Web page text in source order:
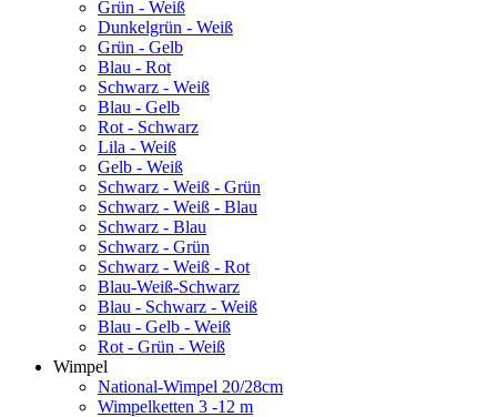
Grün - Weiß
Dunkelgrün - Weiß
Grün - Gelb
Blau - Rot
Schwarz - Weiß
Blau - Gelb
Rot - Schwarz
Lila - Weiß
Gelb - Weiß
Schwarz - Weiß - Grün
Schwarz - Weiß - Blau
Schwarz - Blau
Schwarz - Grün
Schwarz - Weiß - Rot
Blau-Weiß-Schwarz
Blau - Schwarz - Weiß
Blau - Gelb - Weiß
Rot - Grün - Weiß
Wimpel
National-Wimpel 20/28cm
Wimpelketten 3 -12 m